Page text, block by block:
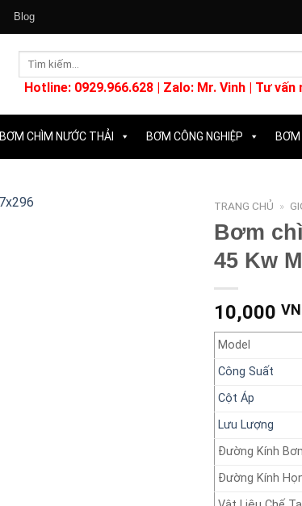
Blog
Tìm
Hotline: 0929.966.628 | Zalo: Mr. Vinh | Tư vấn
BƠM CHÌM NƯỚC THẢI BƠM CÔNG NGHIỆP
TRANG CHỦ »
Bơm
45 Kw
10,000
Model
Công Suất
Cột Áp
Lưu Lượng
Đường Kính
Đường Kính